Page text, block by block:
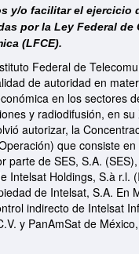
y/o facilitar el ejercicio
por la Ley Federal de
(LFCE).
Federal de
de autoridad en
en los sectores
y radiodifusión, en su
autorizar, la
que consiste en
parte de SES, S.A.
Intelsat Holdings, S.à r.l.
de Intelsat, S.A. En
indirecto de Intelsat
y PanAmSat de